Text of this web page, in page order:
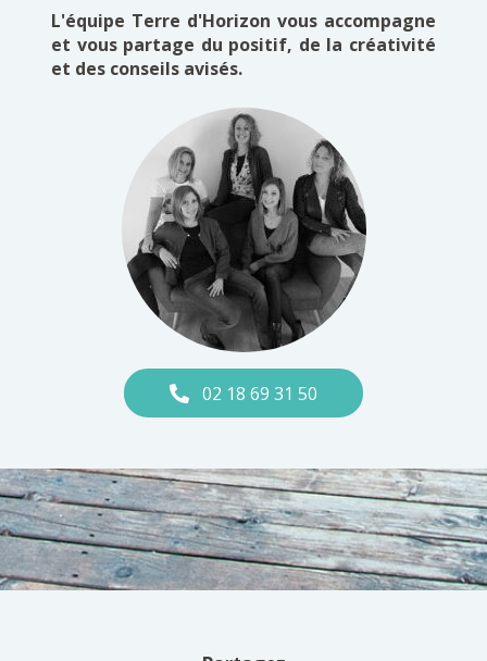
L'équipe Terre d'Horizon vous accompagne
et vous partage du positif, de la créativité
et des conseils avisés.
02 18 69 31 50